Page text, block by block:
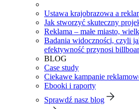
Ustawa krajobrazowa a
Jak stworzyć skuteczny
Reklama – małe miasto,
Badania widoczności, czyli
efektywność przynosi
BLOG
Case study
Ciekawe kampanie
Ebooki i raporty
Sprawdź nasz blog